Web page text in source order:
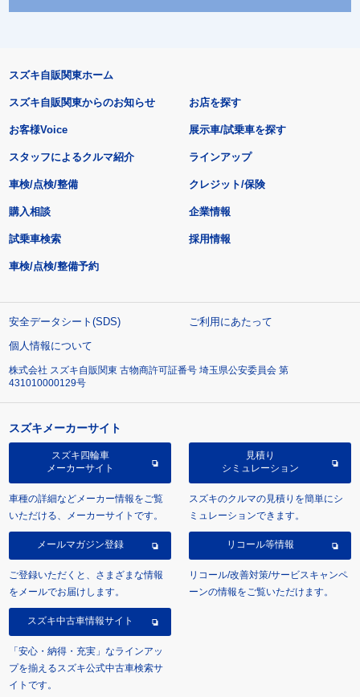
スズキ自販関東ホーム
スズキ自販関東からのお知らせ
お客様Voice
スタッフによるクルマ紹介
お店を探す
展示車/試乗車を探す
ラインアップ
車検/点検/整備 クレジット/保険
購入相談
試乗車検索
車検/点検/整備予約
企業情報
採用情報
安全データシート(SDS)
ご利用にあたって
個人情報について
株式会社 スズキ自販関東 古物商許可証番号 埼玉県公安委員会 第
431010000129号
スズキメーカーサイト
スズキ四輪車
メーカーサイト
車種の詳細などメーカー情報をご覧
いただける、メーカーサイトです。
見積り
シミュレーション
スズキのクルマの見積りを簡単にシ
ミュレーションできます。
メールマガジン登録
ご登録いただくと、さまざまな情報
をメールでお届けします。
リコール等情報
リコール/改善対策/サービスキャンペ
ーンの情報をご覧いただけます。
スズキ中古車情報サイト
「安心・納得・充実」なラインアッ
プを揃えるスズキ公式中古車検索サ
イトです。